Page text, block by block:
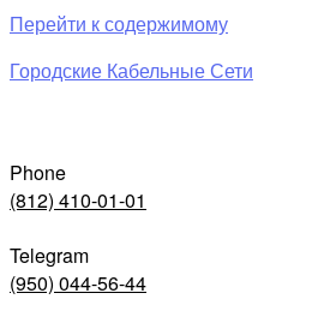
Перейти к содержимому
Городские Кабельные Сети
Phone
(812) 410-01-01
Telegram
(950) 044-56-44